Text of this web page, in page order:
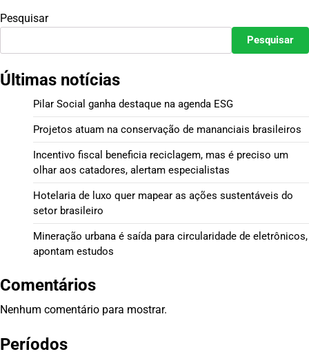
Pesquisar
Pesquisar
Últimas notícias
Pilar Social ganha destaque na agenda ESG
Projetos atuam na conservação de mananciais brasileiros
Incentivo fiscal beneficia reciclagem, mas é preciso um
olhar aos catadores, alertam especialistas
Hotelaria de luxo quer mapear as ações sustentáveis do
setor brasileiro
Mineração urbana é saída para circularidade de eletrônicos,
apontam estudos
Comentários
Nenhum comentário para mostrar.
Períodos